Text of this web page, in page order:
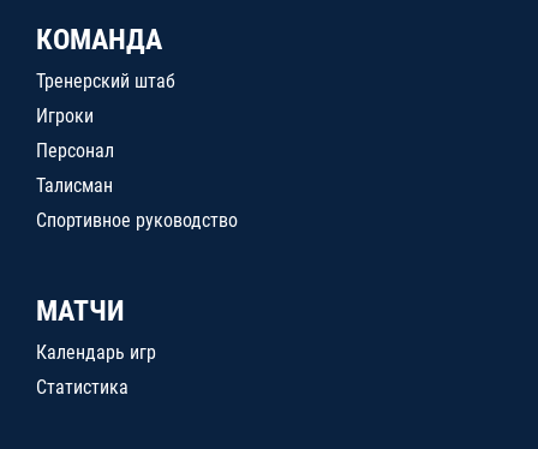
КОМАНДА
Тренерский штаб
Игроки
Персонал
Талисман
Спортивное руководство
МАТЧИ
Календарь игр
Статистика